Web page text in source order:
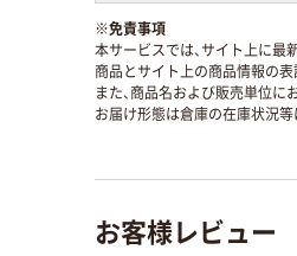
※免責事項
本サービスでは、サイト上に最
商品とサイト上の商品情報の
また、商品名および販売単位に
お届け形態は倉庫の在庫状況
お客様レビュー